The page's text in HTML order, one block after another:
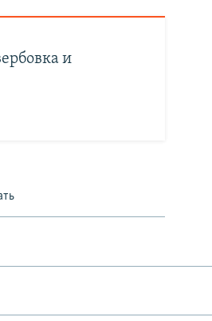
и